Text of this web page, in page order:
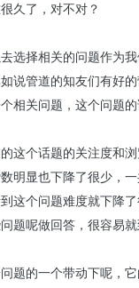
久了，对不对？
选择相关的问题作为
说管道的知友们有好
相关问题，这个问题
这个话题的关注度和浏
明显也下降了很少，
这个问题难度就下降了
题呢做回答，很容易
题的一个带动下呢，